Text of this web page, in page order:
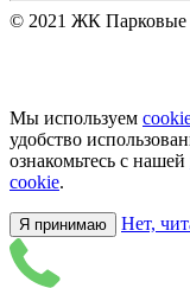
© 2021 ЖК Парковые
Мы используем
удобство
ознакомьтесь с нашей
cookie.
Я принимаю Нет,